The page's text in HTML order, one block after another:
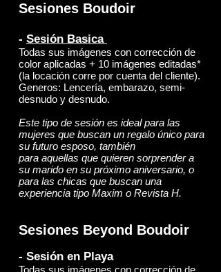
Sesiones Boudoir
- Sesión Basica
Todas sus imágenes con corrección de
color aplicadas + 10 imágenes editadas*
(la locación corre por cuenta del cliente).
Generos: Lencería, embarazo, semi-
desnudo y desnudo.
Este tipo de sesión es ideal para las
mujeres que buscan un regalo único para
su futuro esposo, también
para aquellas que quieren sorprender a
su marido en su próximo aniversario, o
para las chicas que buscan una
experiencia tipo Maxim o Revista H.
Sesiones Beyond Boudoir
- Sesión en Playa
Todas sus imágenes con corrección de